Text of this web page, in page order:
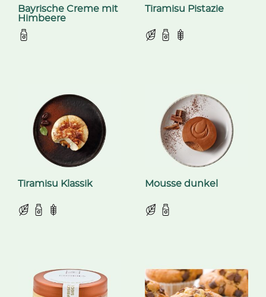
Bayrische Creme mit
Himbeere
Tiramisu Pistazie
Tiramisu Klassik Mousse dunkel